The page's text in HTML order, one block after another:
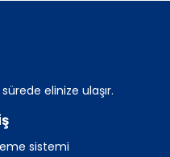
elinize ulaşır.
sistemi